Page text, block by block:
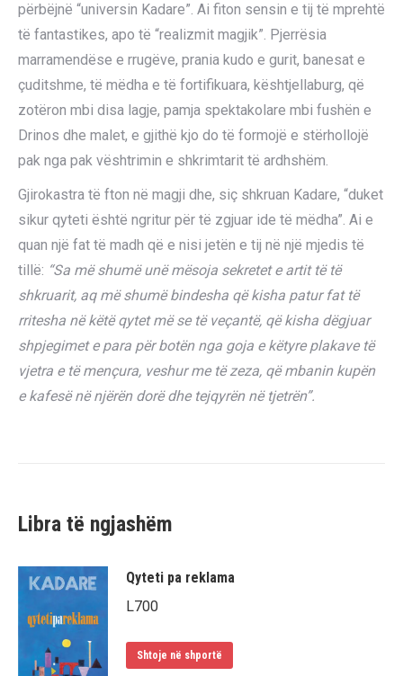
përbëjnë “universin Kadare”. Ai fiton sensin e tij të mprehtë
të fantastikes, apo të “realizmit magjik”. Pjerrësia
marramendëse e rrugëve, prania kudo e gurit, banesat e
çuditshme, të mëdha e të fortifikuara, kështjellaburg, që
zotëron mbi disa lagje, pamja spektakolare mbi fushën e
Drinos dhe malet, e gjithë kjo do të formojë e stërhollojë
pak nga pak vështrimin e shkrimtarit të ardhshëm.
Gjirokastra të fton në magji dhe, siç shkruan Kadare, “duket
sikur qyteti është ngritur për të zgjuar ide të mëdha”. Ai e
quan një fat të madh që e nisi jetën e tij në një mjedis të
tillë: “Sa më shumë unë mësoja sekretet e artit të të
shkruarit, aq më shumë bindesha që kisha patur fat të
rritesha në këtë qytet më se të veçantë, që kisha dëgjuar
shpjegimet e para për botën nga goja e këtyre plakave të
vjetra e të mençura, veshur me të zeza, që mbanin kupën
e kafesë në njërën dorë dhe tejqyrën në tjetrën”.
Libra të ngjashëm
Qyteti pa reklama
L700
Shtoje në shportë